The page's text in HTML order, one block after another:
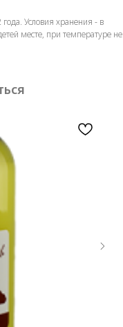
Условия хранения - в
месте, при температуре не